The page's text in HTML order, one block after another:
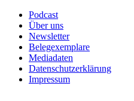
Podcast
Über uns
Newsletter
Belegexemplare
Mediadaten
Datenschutzerklärung
Impressum